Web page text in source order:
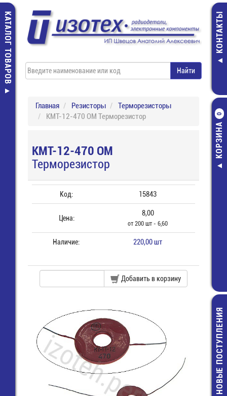
КАТАЛОГ ТОВАРОВ КОНТАКТЫ
КОРЗИНА
0
2010-3,9
НОВЫЕ ПОСТУПЛЕНИЯ
Главная Резисторы
Терморезисторы
КМТ-12-470 ОМ Терморезистор
КМТ-12-470 ОМ
Терморезистор
Код: 15843
Цена:
8,00
от 200 шт - 6,60
Наличие: 220,00 шт
Добавить в корзину